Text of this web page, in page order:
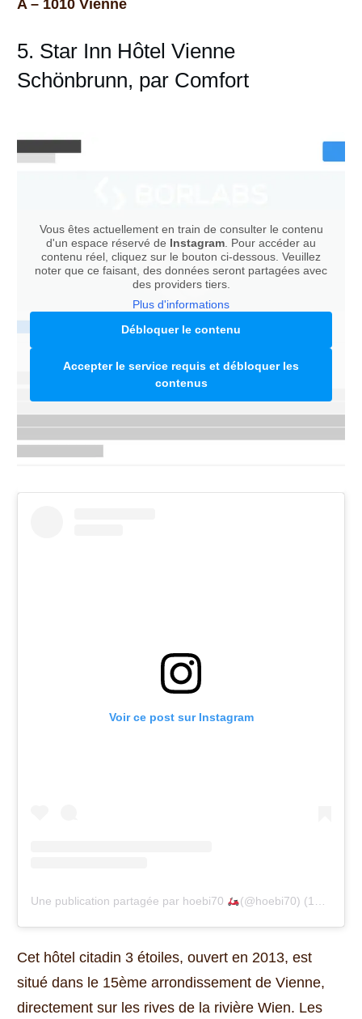
A – 1010 Vienne
5. Star Inn Hôtel Vienne
Schönbrunn, par Comfort
Vous êtes actuellement en train de consulter le contenu
d'un espace réservé de Instagram. Pour accéder au
contenu réel, cliquez sur le bouton ci-dessous. Veuillez
noter que ce faisant, des données seront partagées avec
des providers tiers.
Plus d'informations
Débloquer le contenu
Accepter le service requis et débloquer les
contenus
Voir ce post sur Instagram
Une publication partagée par hoebi70 (@hoebi70) (19 Ara, 2019, 9:08ös PST
Cet hôtel citadin 3 étoiles, ouvert en 2013, est
situé dans le 15ème arrondissement de Vienne,
directement sur les rives de la rivière Wien. Les